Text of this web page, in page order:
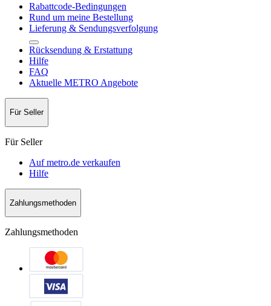
Rabattcode-Bedingungen
Rund um meine Bestellung
Lieferung & Sendungsverfolgung
Rücksendung & Erstattung
Hilfe
FAQ
Aktuelle METRO Angebote
Für Seller
Für Seller
Auf metro.de verkaufen
Hilfe
Zahlungsmethoden
Zahlungsmethoden